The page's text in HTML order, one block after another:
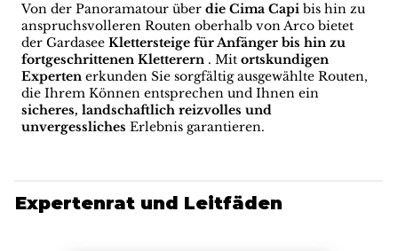
Von der Panoramatour überdie Cima Capi bis hin zu
anspruchsvolleren Routen oberhalb von Arco bietet
der GardaseeKlettersteige für Anfänger bis hin zu
fortgeschrittenen Kletterern . Mitortskundigen
Experten erkunden Sie sorgfältig ausgewählte Routen,
die Ihrem Können entsprechen und Ihnen ein
sicheres, landschaftlich reizvolles und
unvergessliches Erlebnis garantieren.
Expertenrat und Leitfäden